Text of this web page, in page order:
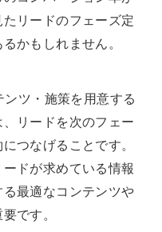
リードのフェーズ定
かもしれません。
ツ・施策を用意する
リードを次のフェー
つなげることです。
ドが求めている情報
最適なコンテンツや
です。